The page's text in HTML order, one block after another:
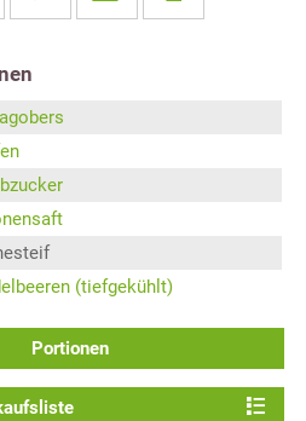
(tiefgekühlt)
Portionen